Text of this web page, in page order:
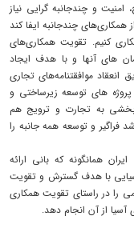
امنیت و چندجانبه گرایی نیاز
چندجانبه ایفا کند
کنیم. تقویت همکاری‌های
های آنها و با هدف ایجاد
موافقتنامه‌های تجاری
های توسعه زیرساختی و
به تجارت و ترویج هم
و توسعه همه جانبه را
همانگونه که بانی ارائه
با هدف گسترش و تقویت
را در راستای تقویت همکاری
از آن انجام دهد.